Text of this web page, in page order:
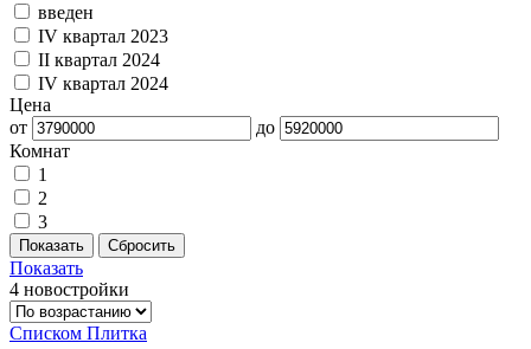
введен
IV квартал 2023
II квартал 2024
IV квартал 2024
Цена
от
до
Комнат
1
2
3
Показать
4 новостройки
Списком Плитка